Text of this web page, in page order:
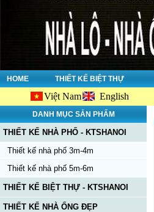
HOME THIẾT KẾ BIỆT THỰ
Việt Nam English
DANH MỤC SẢN PHẨM
THIẾT KẾ NHÀ PHỐ - KTSHANOI
Thiết kế nhà phố 3m-4m
Thiết kế nhà phố 5m-6m
THIẾT KẾ BIỆT THỰ - KTSHANOI
THIẾT KẾ NHÀ ỐNG ĐẸP